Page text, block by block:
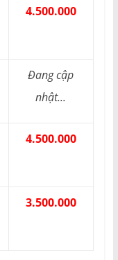
4.500.000
Đang cập
nhật...
4.500.000
3.500.000